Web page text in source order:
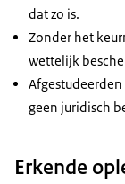
dat zo is.
Zonder het
wettelijk
geen juridisch
Erkende